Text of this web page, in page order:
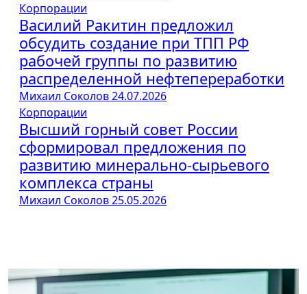
Корпорации
Василий Ракитин предложил
обсудить создание при ТПП РФ
рабочей группы по развитию
распределенной нефтепереработки
Михаил Соколов24.07.2026
Корпорации
Высший горный совет России
сформировал предложения по
развитию минерально-сырьевого
комплекса страны
Михаил Соколов25.05.2026